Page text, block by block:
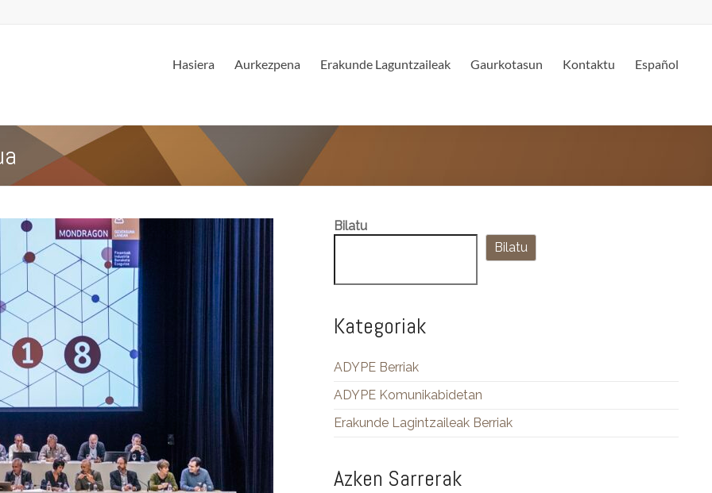
Hasiera Aurkezpena Erakunde Laguntzaileak Gaurkotasun Kontaktu Español
Bilatu
Bilatu
Kategoriak
ADYPE Berriak
ADYPE Komunikabidetan
Erakunde Lagintzaileak Berriak
Azken Sarrerak